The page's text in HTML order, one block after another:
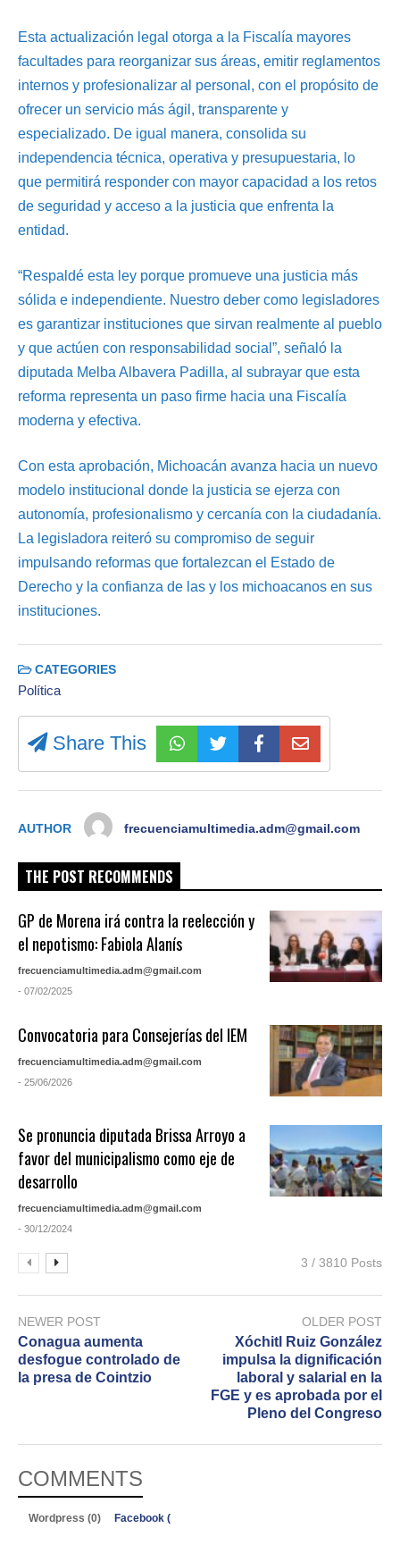
Esta actualización legal otorga a la Fiscalía mayores
facultades para reorganizar sus áreas, emitir reglamentos
internos y profesionalizar al personal, con el propósito de
ofrecer un servicio más ágil, transparente y
especializado. De igual manera, consolida su
independencia técnica, operativa y presupuestaria, lo
que permitirá responder con mayor capacidad a los retos
de seguridad y acceso a la justicia que enfrenta la
entidad.
“Respaldé esta ley porque promueve una justicia más
sólida e independiente. Nuestro deber como legisladores
es garantizar instituciones que sirvan realmente al pueblo
y que actúen con responsabilidad social”, señaló la
diputada Melba Albavera Padilla, al subrayar que esta
reforma representa un paso firme hacia una Fiscalía
moderna y efectiva.
Con esta aprobación, Michoacán avanza hacia un nuevo
modelo institucional donde la justicia se ejerza con
autonomía, profesionalismo y cercanía con la ciudadanía.
La legisladora reiteró su compromiso de seguir
impulsando reformas que fortalezcan el Estado de
Derecho y la confianza de las y los michoacanos en sus
instituciones.
CATEGORIES
Política
Share This
AUTHOR frecuenciamultimedia.adm@gmail.com
THE POST RECOMMENDS
GP de Morena irá contra la reelección y
el nepotismo: Fabiola Alanís
frecuenciamultimedia.adm@gmail.com
- 07/02/2025
Convocatoria para Consejerías del IEM
frecuenciamultimedia.adm@gmail.com
- 25/06/2026
Se pronuncia diputada Brissa Arroyo a
favor del municipalismo como eje de
desarrollo
frecuenciamultimedia.adm@gmail.com
- 30/12/2024
3 / 3810 Posts
NEWER POST
Conagua aumenta
desfogue controlado de
la presa de Cointzio
OLDER POST
Xóchitl Ruiz González
impulsa la dignificación
laboral y salarial en la
FGE y es aprobada por el
Pleno del Congreso
COMMENTS
Wordpress (0) Facebook (